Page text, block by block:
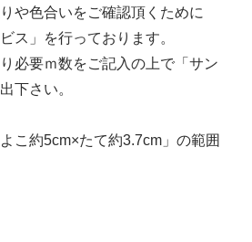
や色合いをご確認頂くために
ス」を行っております。
必要ｍ数をご記入の上で「サン
下さい。
こ約5cm×たて約3.7cm」の範囲